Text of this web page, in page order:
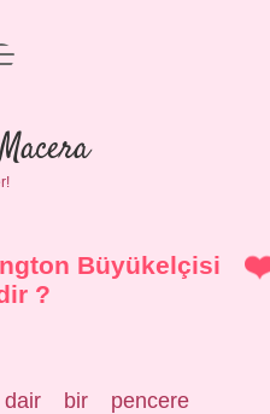
Büyükelçisi
?
bir pencere